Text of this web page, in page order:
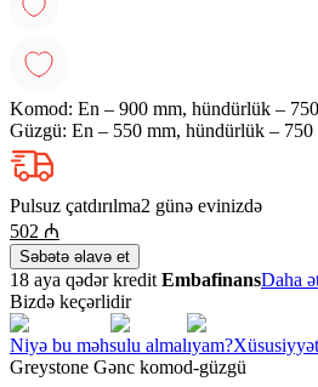
Komod: En – 900 mm, hündürlük –
Güzgü: En – 550 mm, hündürlük –
Pulsuz çatdırılma2 günə evinizdə
502 ₼
Səbətə əlavə et
18 aya qədər kredit EmbafinansDaha
Bizdə keçərlidir
Niyə bu məhsulu almalıyam?
Greystone Gənc komod-güzgü